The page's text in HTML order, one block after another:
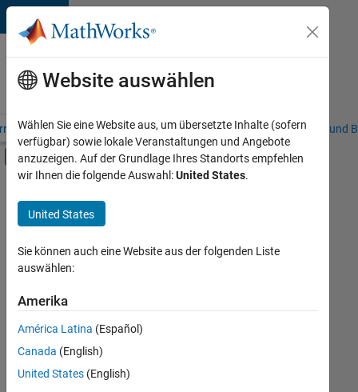
Weiter zum Inhalt
Karriere
bei
MathWorks
– Übersicht Stellensuche Niederlassungen Studierende und
Umschaltung für Off-Canvas-
Hauptinhalt
Education Sales
Inside Sales
Sales Operations
Marketing Communications
Marketing Services
Business Model Team
Finance and Operations
Human Resources
+7
Derzeit
es
keine
offenen
Stellen,
Website auswählen
Wählen Sie eine Website aus, um übersetzte Inhalte (sofern
verfügbar) sowie lokale Veranstaltungen und Angebote
anzuzeigen. Auf der Grundlage Ihres Standorts empfehlen
wir Ihnen die folgende Auswahl:United States.
United States
Sie können auch eine Website aus der folgenden Liste
auswählen:
Amerika
América Latina (Español)
Canada (English)
United States (English)